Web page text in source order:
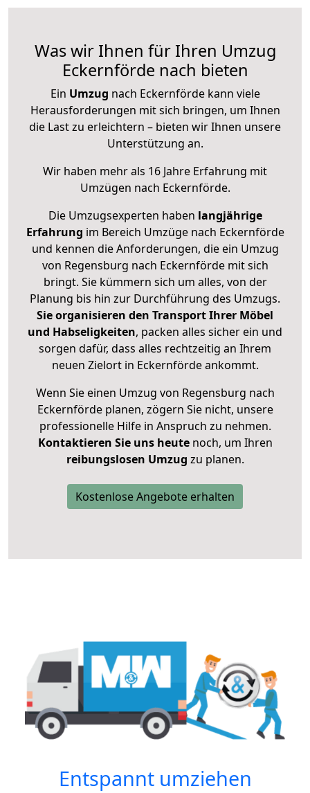
Was wir Ihnen für Ihren Umzug
Eckernförde nach bieten
Ein Umzug nach Eckernförde kann viele
Herausforderungen mit sich bringen, um Ihnen
die Last zu erleichtern – bieten wir Ihnen unsere
Unterstützung an.
Wir haben mehr als 16 Jahre Erfahrung mit
Umzügen nach Eckernförde.
Die Umzugsexperten haben langjährige
Erfahrung im Bereich Umzüge nach Eckernförde
und kennen die Anforderungen, die ein Umzug
von Regensburg nach Eckernförde mit sich
bringt. Sie kümmern sich um alles, von der
Planung bis hin zur Durchführung des Umzugs.
Sie organisieren den Transport Ihrer Möbel
und Habseligkeiten, packen alles sicher ein und
sorgen dafür, dass alles rechtzeitig an Ihrem
neuen Zielort in Eckernförde ankommt.
Wenn Sie einen Umzug von Regensburg nach
Eckernförde planen, zögern Sie nicht, unsere
professionelle Hilfe in Anspruch zu nehmen.
Kontaktieren Sie uns heutenoch, um Ihren
reibungslosen Umzug zu planen.
Kostenlose Angebote erhalten
Entspannt umziehen